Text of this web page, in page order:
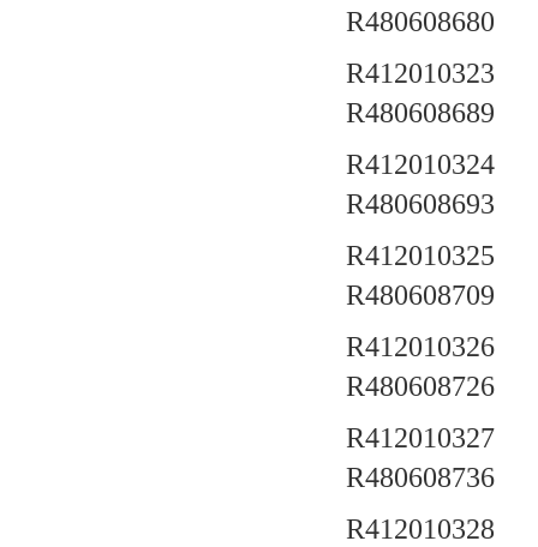
R480608680
R412010323
R480608689
R412010324
R480608693
R412010325
R480608709
R412010326
R480608726
R412010327
R480608736
R412010328